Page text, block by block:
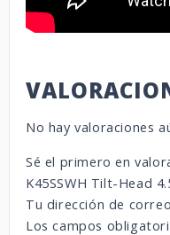
No hay valoraciones
Sé el primero en
K45SSWH Tilt-Head
Tu dirección de
Los campos